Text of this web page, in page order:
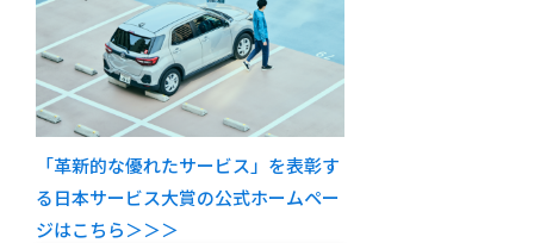
「革新的な優れたサービス」を表彰す
る日本サービス大賞の公式ホームペー
ジはこちら＞＞＞